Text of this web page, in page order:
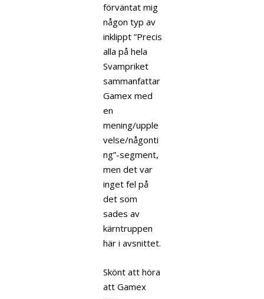
förväntat mig
någon typ av
inklippt ”Precis
alla på hela
Svampriket
sammanfattar
Gamex med
en
mening/upple
velse/någonti
ng”-segment,
men det var
inget fel på
det som
sades av
kärntruppen
här i avsnittet.
Skönt att höra
att Gamex